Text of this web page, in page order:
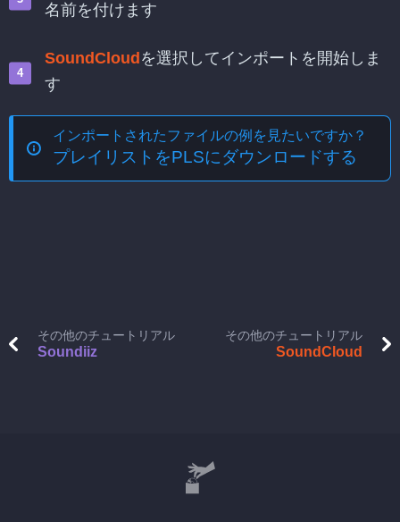
名前を付けます
SoundCloud を選択してインポートを開始しま
す
インポートされたファイルの例を見たいですか？
プレイリストをPLSにダウンロードする
その他のチュートリアル
Soundiiz
その他のチュートリアル
SoundCloud